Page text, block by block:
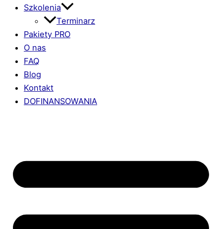
Szkolenia
Terminarz
Pakiety PRO
O nas
FAQ
Blog
Kontakt
DOFINANSOWANIA